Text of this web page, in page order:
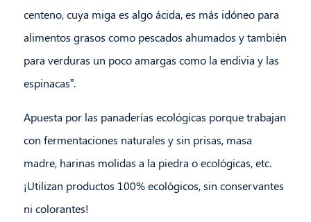
centeno, cuya miga es algo ácida, es más idóneo para
alimentos grasos como pescados ahumados y también
para verduras un poco amargas como la endivia y las
espinacas”.
Apuesta por las panaderías ecológicas porque trabajan
con fermentaciones naturales y sin prisas, masa
madre, harinas molidas a la piedra o ecológicas, etc.
¡Utilizan productos 100% ecológicos, sin conservantes
ni colorantes!